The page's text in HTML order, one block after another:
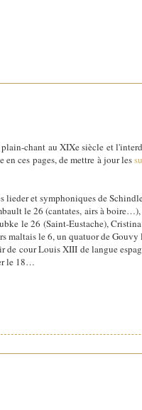
chant au XIXe siècle et
ces pages, de mettre à jour les
lieder et symphoniques de
le 26 (cantates, airs à
le 26 (Saint-Eustache),
le 6, un quatuor de Gouvy
cour Louis XIII de langue
le 18…